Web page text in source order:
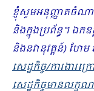
ខ្ញុំសូមអនុញ្ញាតចំណា
និងក្នុងប្រព័ន្ធ។ ឯកឧ
និងនវានុវត្តន៍) ហ
សេដ្ឋកិច្ច/ការងារ
សេដ្ឋកិច្ចមានលក្ខណ